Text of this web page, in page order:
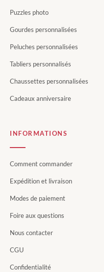
Puzzles photo
Gourdes personnalisées
Peluches personnalisées
Tabliers personnalisés
Chaussettes personnalisées
Cadeaux anniversaire
INFORMATIONS
Comment commander
Expédition et livraison
Modes de paiement
Foire aux questions
Nous contacter
CGU
Confidentialité